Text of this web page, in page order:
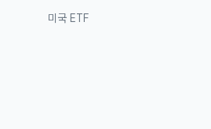
미국 ETF